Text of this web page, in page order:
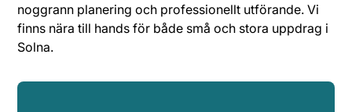
noggrann planering och professionellt utförande. Vi
finns nära till hands för både små och stora uppdrag i
Solna.